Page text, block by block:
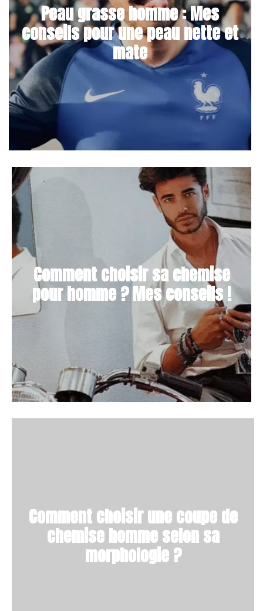
Peau grasse homme : Mes
conseils pour une peau nette et
mate
Comment choisir sa chemise
pour homme ? Mes conseils !
Comment choisir une coupe de
chemise homme selon sa
morphologie ?